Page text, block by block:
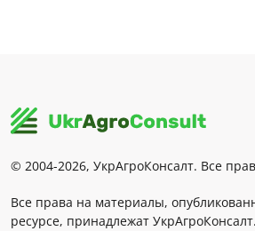
© 2004-2026, УкрАгроКонсалт. Все
Все права на материалы,
ресурсе, принадлежат